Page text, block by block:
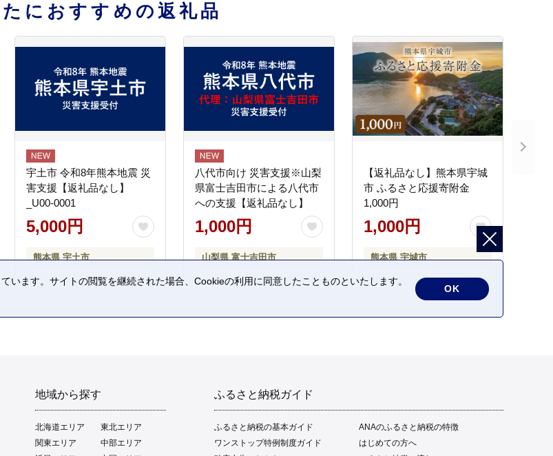
におすすめの返礼品
宇土市 令和8年熊本地震 災
害支援【返礼品なし】
_U00-0001
5,000円
熊本県 宇土市
八代市向け 災害支援※山梨
県富士吉田市による八代市
への支援【返礼品なし】
1,000円
山梨県 富士吉田市
【返礼品なし】熊本県宇城
市 ふるさと応援寄附金
1,000円
1,000円
熊本県 宇城市
地域から探す
北海道エリア
東北エリア
関東エリア
中部エリア
ふるさと納税ガイド
ふるさと納税の基本ガイド
ANAのふるさと納税の特徴
ワンストップ特例制度ガイド
はじめての方へ
ます。サイトの閲覧を継続された場合、Cookieの利用に同意したことものといたします。
OK